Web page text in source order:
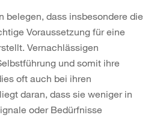
belegen, dass insbesondere die
Voraussetzung für eine
Vernachlässigen
und somit ihre
oft auch bei ihren
daran, dass sie weniger in
oder Bedürfnisse